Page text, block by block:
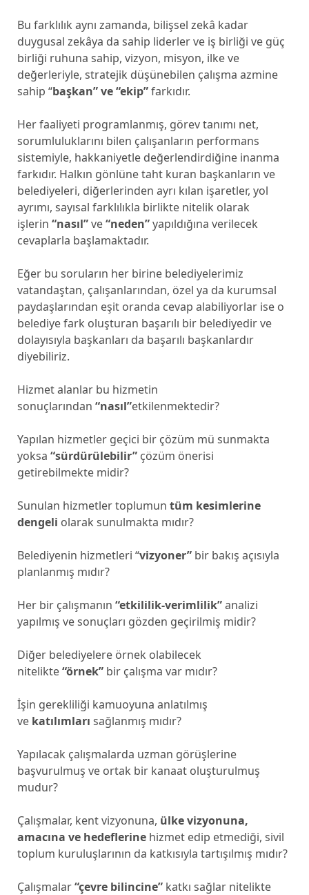
Bu farklılık aynı zamanda, bilişsel zekâ kadar
duygusal zekâya da sahip liderler ve iş birliği ve güç
birliği ruhuna sahip, vizyon, misyon, ilke ve
değerleriyle, stratejik düşünebilen çalışma azmine
sahip “başkan” ve “ekip”farkıdır.
Her faaliyeti programlanmış, görev tanımı net,
sorumluluklarını bilen çalışanların performans
sistemiyle, hakkaniyetle değerlendirdiğine inanma
farkıdır. Halkın gönlüne taht kuran başkanların ve
belediyeleri, diğerlerinden ayrı kılan işaretler, yol
ayrımı, sayısal farklılıkla birlikte nitelik olarak
işlerin “nasıl”ve“neden”yapıldığına verilecek
cevaplarla başlamaktadır.
Eğer bu soruların her birine belediyelerimiz
vatandaştan, çalışanlarından, özel ya da kurumsal
paydaşlarından eşit oranda cevap alabiliyorlar ise o
belediye fark oluşturan başarılı bir belediyedir ve
dolayısıyla başkanları da başarılı başkanlardır
diyebiliriz.
Hizmet alanlar bu hizmetin
sonuçlarından “nasıl”etkilenmektedir?
Yapılan hizmetler geçici bir çözüm mü sunmakta
yoksa “sürdürülebilir”çözüm önerisi
getirebilmekte midir?
Sunulan hizmetler toplumun tüm kesimlerine
dengeli olarak sunulmakta mıdır?
Belediyenin hizmetleri “vizyoner”bir bakış açısıyla
planlanmış mıdır?
Her bir çalışmanın “etkililik-verimlilik”analizi
yapılmış ve sonuçları gözden geçirilmiş midir?
Diğer belediyelere örnek olabilecek
nitelikte“örnek”bir çalışma var mıdır?
İşin gerekliliği kamuoyuna anlatılmış
ve katılımları sağlanmış mıdır?
Yapılacak çalışmalarda uzman görüşlerine
başvurulmuş ve ortak bir kanaat oluşturulmuş
mudur?
Çalışmalar, kent vizyonuna, ülke vizyonuna,
amacına ve hedeflerinehizmet edip etmediği, sivil
toplum kuruluşlarının da katkısıyla tartışılmış mıdır?
Çalışmalar“çevre bilincine”katkı sağlar nitelikte